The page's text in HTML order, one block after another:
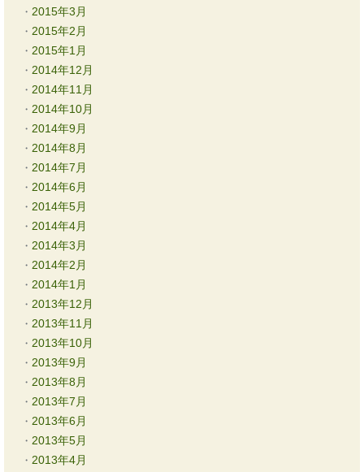
2015年3月
2015年2月
2015年1月
2014年12月
2014年11月
2014年10月
2014年9月
2014年8月
2014年7月
2014年6月
2014年5月
2014年4月
2014年3月
2014年2月
2014年1月
2013年12月
2013年11月
2013年10月
2013年9月
2013年8月
2013年7月
2013年6月
2013年5月
2013年4月